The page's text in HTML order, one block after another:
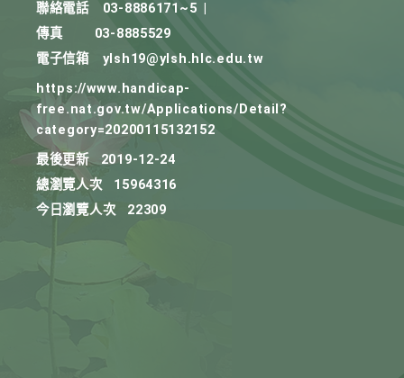
聯絡電話
03-8886171~5
傳真
03-8885529
電子信箱
ylsh19@ylsh.hlc.edu.tw
https://www.handicap-
free.nat.gov.tw/Applications/Detail?
category=20200115132152
最後更新
2019-12-24
總瀏覽人次
15964316
今日瀏覽人次
22309